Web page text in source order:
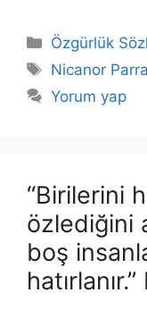
Kategoriler
Özgürlük
Etiketler
Nicanor Parra
Yorum yap
“Birilerini
özlediğini
boş